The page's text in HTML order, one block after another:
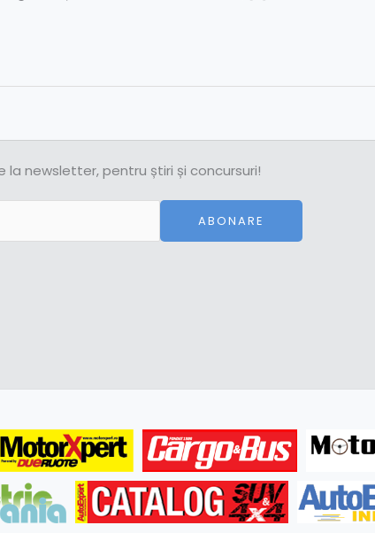
la newsletter, pentru știri și concursuri!
ABONARE